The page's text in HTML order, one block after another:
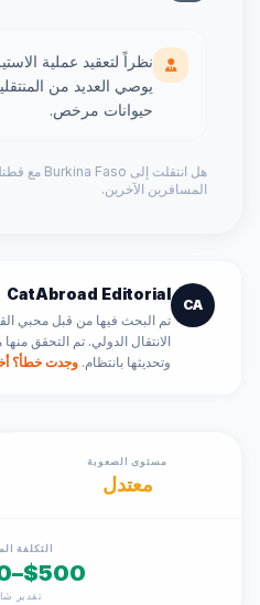
يوصي العديد من
حيوانات مرخص.
هل انتقلت إلى Burkina Faso مع قطتك؟
المسافرين الآخرين.
CA
CatAbroad Editorial
تم البحث فيها من قبل محبي
الانتقال الدولي. تم التحقق
وتحديثها بانتظام. وجدت خطأ؟
مستوى الصعوبة
معتدل
التكلفة
$500–2,500
تقدير